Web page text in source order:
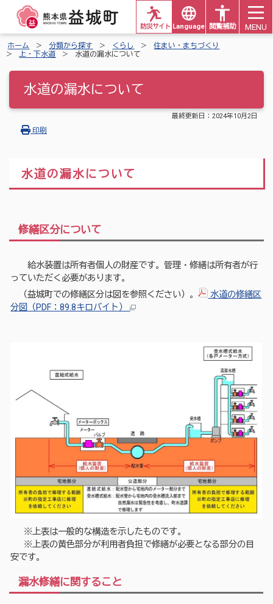
Languages 閲覧補助
防災サイト MENU
ホーム 分類から探す くらし
住まい・まちづくり
上・下水道
水道の漏水について
水道の漏水について
最終更新日： 2024年10月2日
印刷
水道の漏水について
修繕区分について
給水装置は所有者個人の財産です。管理・修繕は所有者が行
っていただく必要があります。
（益城町での修繕区分は図を参照ください）。
水道の修繕区
分図（PDF：89.8キロバイト）
※上表は一般的な構造を示したものです。
※上表の黄色部分が利用者負担で修繕が必要となる部分の目
安です。
漏水修繕に関すること